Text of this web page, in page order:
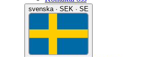
svenska · SEK · SE